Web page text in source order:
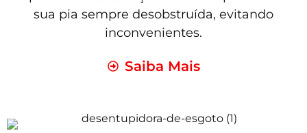
sua pia sempre desobstruída, evitando
inconvenientes.
Saiba Mais